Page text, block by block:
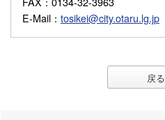
E-Mail ： tosikei@city.otaru.lg.jp
戻る